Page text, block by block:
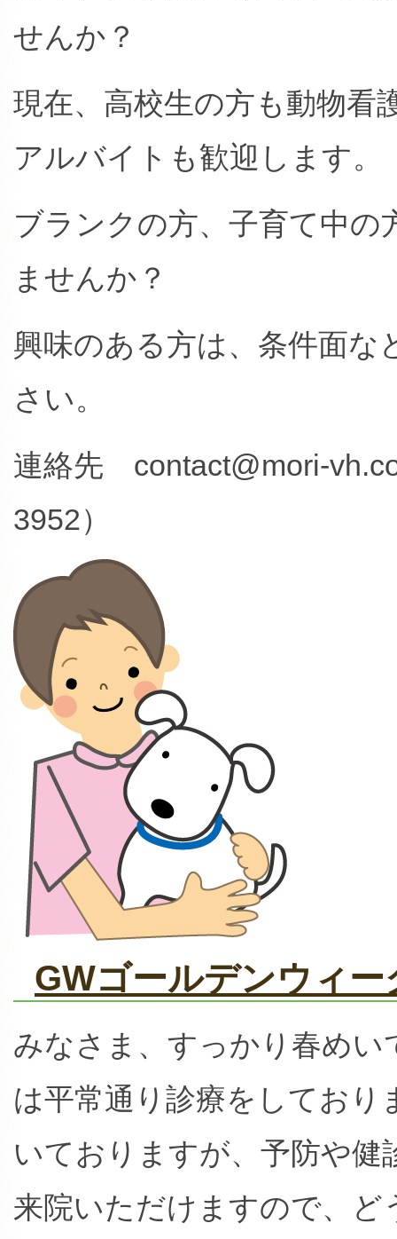
せんか？
現在、高校生の方も動物看
アルバイトも歓迎します。
ブランクの方、子育て中
ませんか？
興味のある方は、条件面な
さい。
連絡先 contact@mori-
3952）
GWゴールデンウィ
みなさま、すっかり春めい
は平常通り診療をしており
いておりますが、予防や
来院いただけますので、ど